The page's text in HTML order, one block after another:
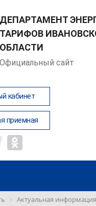
ДЕПАРТАМЕНТ
ТАРИФОВ
ОБЛАСТИ
Официальный сайт
кабинет
приемная
Актуальная информация